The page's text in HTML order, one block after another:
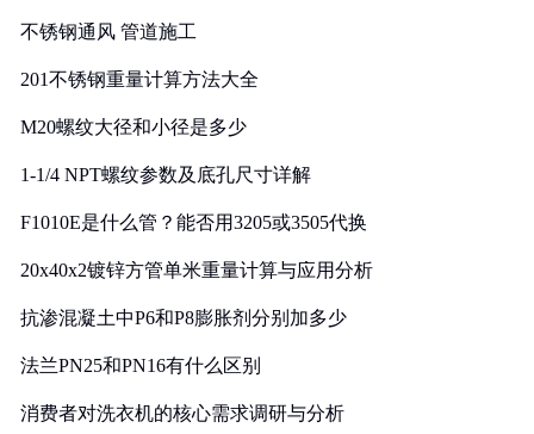
不锈钢通风 管道施工
201不锈钢重量计算方法大全
M20螺纹大径和小径是多少
1-1/4 NPT螺纹参数及底孔尺寸详解
F1010E是什么管？能否用3205或3505代换
20x40x2镀锌方管单米重量计算与应用分析
抗渗混凝土中P6和P8膨胀剂分别加多少
法兰PN25和PN16有什么区别
消费者对洗衣机的核心需求调研与分析